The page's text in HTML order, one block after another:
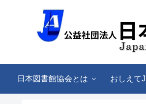
日本図書館協会とは おしえて